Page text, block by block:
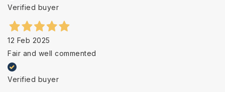
Verified buyer
12 Feb 2025
Fair and well commented
Verified buyer